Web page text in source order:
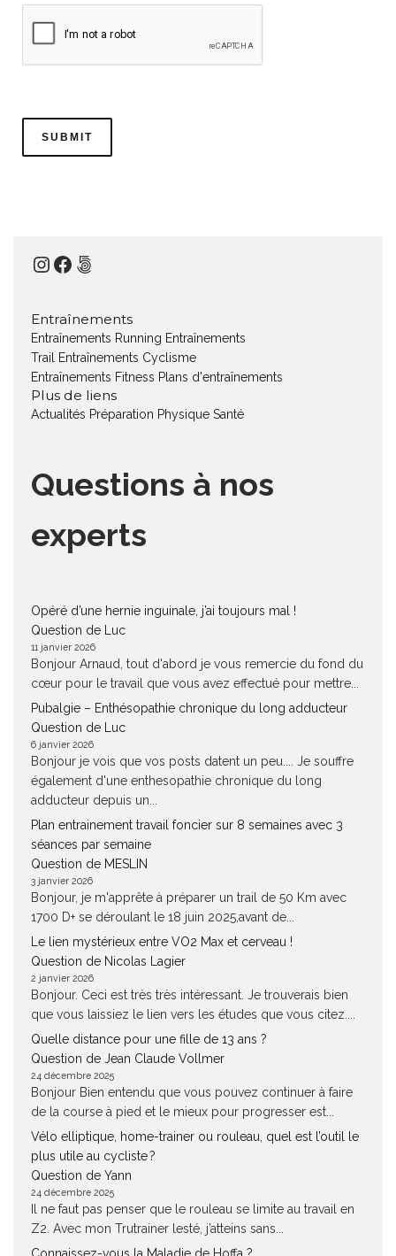
Instagram
Facebook
500px
Entraînements
Entraînements Running Entraînements
Trail
Entraînements Cyclisme
Entraînements Fitness Plans d'entraînements
Plus de liens
Actualités Préparation Physique Santé
Questions à nos
experts
Opéré d’une hernie inguinale, j’ai toujours mal !
Question de Luc
11 janvier 2026
Bonjour Arnaud, tout d'abord je vous remercie du fond du
cœur pour le travail que vous avez effectué pour mettre...
Pubalgie – Enthésopathie chronique du long adducteur
Question de Luc
6 janvier 2026
Bonjour je vois que vos posts datent un peu.... Je souffre
également d'une enthesopathie chronique du long
adducteur depuis un...
Plan entrainement travail foncier sur 8 semaines avec 3
séances par semaine
Question de MESLIN
3 janvier 2026
Bonjour, je m'apprête à préparer un trail de 50 Km avec
1700 D+ se déroulant le 18 juin 2025,avant de...
Le lien mystérieux entre VO2 Max et cerveau !
Question de Nicolas Lagier
2 janvier 2026
Bonjour. Ceci est très très intéressant. Je trouverais bien
que vous laissiez le lien vers les études que vous citez....
Quelle distance pour une fille de 13 ans ?
Question de Jean Claude Vollmer
24 décembre 2025
Bonjour Bien entendu que vous pouvez continuer à faire
de la course à pied et le mieux pour progresser est...
Vélo elliptique, home-trainer ou rouleau, quel est l’outil le
plus utile au cycliste ?
Question de Yann
24 décembre 2025
Il ne faut pas penser que le rouleau se limite au travail en
Z2. Avec mon Trutrainer lesté, j’atteins sans...